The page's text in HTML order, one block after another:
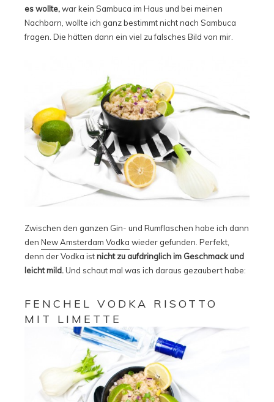
es wollte,war kein Sambuca im Haus und bei meinen
Nachbarn, wollte ich ganz bestimmt nicht nach Sambuca
fragen. Die hätten dann ein viel zu falsches Bild von mir.
Zwischen den ganzen Gin- und Rumflaschen habe ich dann
den New Amsterdam Vodka wieder gefunden. Perfekt,
denn der Vodka istnicht zu aufdringlich im Geschmack und
leicht mild.Und schaut mal was ich daraus gezaubert habe:
FENCHEL VODKA RISOTTO
MIT LIMETTE